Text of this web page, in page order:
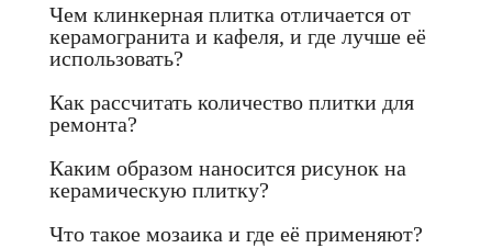
Чем клинкерная плитка отличается от
керамогранита и кафеля, и где лучше её
использовать?
Как рассчитать количество плитки для
ремонта?
Каким образом наносится рисунок на
керамическую плитку?
Что такое мозаика и где её применяют?